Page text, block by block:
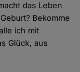
das Leben
Bekomme
ich mit
Glück, aus